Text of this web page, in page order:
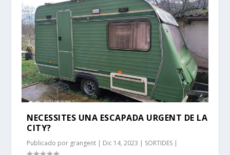
NECESSITES UNA ESCAPADA URGENT DE LA
CITY?
Publicado por grangent | Dic 14, 2023 | SORTIDES |